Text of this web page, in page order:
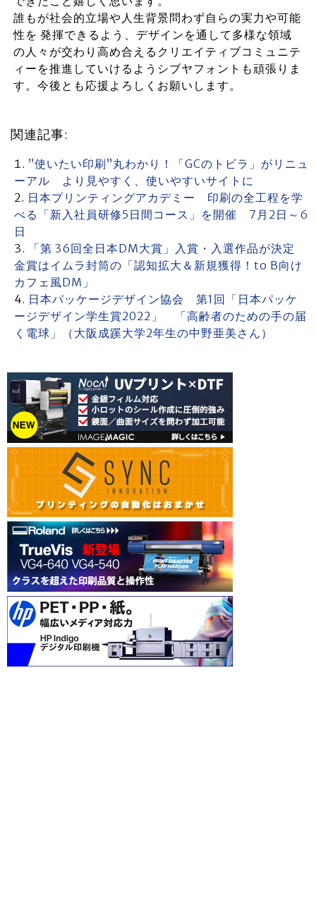
誰もが社会的立場や人生背景問わず自らの実力や可能
性を 発揮できるよう、デザインを通して多様な領域
の人々が交わり高め合えるクリエイティブコミュニテ
ィーを推進していけるようシブヤフォントも頑張りま
す。今後とも応援よろしくお願いします。
関連記事:
”使いたい印刷”丸わかり！「GCのトビラ」がリニュ
ーアル より見やすく、使いやすいサイトに
日本プリンティングアカデミー 印刷の全工程を学
べる「新入社員研修5日間コース」を開催 7月2日～6
日
「第 36回全日本DM大賞」入賞・入選作品が決定
金賞はイムラ封筒の「認知拡大＆新規獲得！to B向け
カフェ風DM」
日本パッケージデザイン協会 第1回「日本パッケ
ージデザイン学生賞2022」 「高齢者のための手の届
く電球」（大阪成蹊大学2年生の中野亜美さん）